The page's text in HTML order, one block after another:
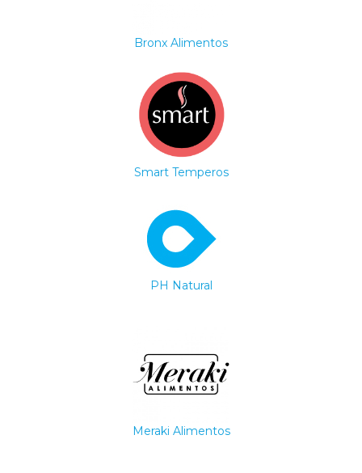
Bronx Alimentos
Smart Temperos
PH Natural
Meraki Alimentos